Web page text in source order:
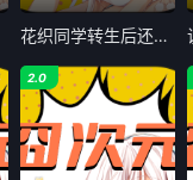
花织同学转生后还是想干架
2.0